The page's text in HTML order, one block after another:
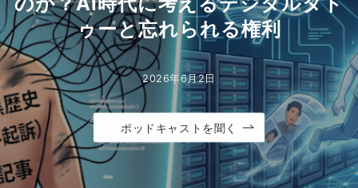
制度をめぐる憲法上の論点
2026年7月21日
ポッドキャストを聞く
ゥーと忘れられる権利
2026年6月2日
ポッドキャストを聞く
弁護士なのか？
2026年5月1日
ポッドキャストを聞く
官がレビューされる口コミサイト
「裁判…
2026年4月1日
ポッドキャストを聞く
題
2026年3月25日
ポッドキャストを聞く